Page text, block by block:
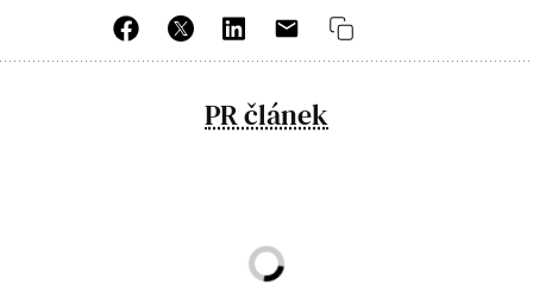
PR článek